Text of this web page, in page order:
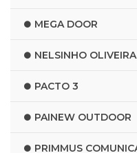
MEGA DOOR
NELSINHO
PACTO 3
PAINEW OUTDOOR
PRIMMUS